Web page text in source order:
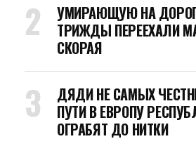
УМИРАЮЩУЮ НА
ТРИЖДЫ ПЕРЕЕХАЛИ
СКОРАЯ
ДЯДИ НЕ САМЫХ
ПУТИ В ЕВРОПУ
ОГРАБЯТ ДО НИТКИ